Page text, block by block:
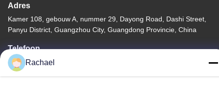
Adres
Kamer 108, gebouw A, nummer 29, Dayong Road, Dashi Street,
Panyu District, Guangzhou City, Guangdong Provincie, China
Telefoon
0086-15112103717
Rachael